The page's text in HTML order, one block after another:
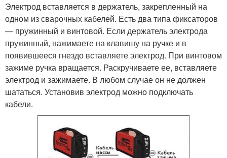
Электрод вставляется в держатель, закрепленный на
одном из сварочных кабелей. Есть два типа фиксаторов
— пружинный и винтовой. Если держатель электрода
пружинный, нажимаете на клавишу на ручке и в
появившееся гнездо вставляете электрод. При винтовом
зажиме ручка вращается. Раскручиваете ее, вставляете
электрод и зажимаете. В любом случае он не должен
шататься. Установив электрод можно подключать
кабели.